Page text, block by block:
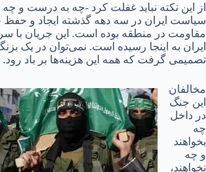
از این نکته نباید غفلت کرد -چه به درست و چه
سیاست ایران در سه دهه گذشته ایجاد و حفظ
مقاومت در منطقه بوده است. این جریان با
ایران به اینجا رسیده است. نمی‌توان در یک
تصمیمی گرفت که همه این هزینه‌ها بر باد رود.
مخالفان
این جنگ
در داخل
چه
بخواهند
و چه
نخواهند،